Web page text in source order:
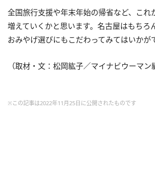
全国旅行支援や年末年始の帰省など、これ
増えていくかと思います。名古屋はもちろ
おみやげ選びにもこだわってみてはいかが
（取材・文：松岡紘子／マイナビウーマン
※この記事は2022年11月25日に公開されたものです